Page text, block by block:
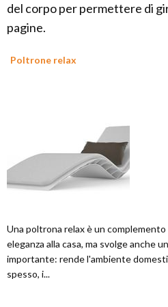
del corpo per permettere di
pagine.
Poltrone relax
Una poltrona relax è un
eleganza alla casa, ma svolge anche
importante: rende l'ambiente
spesso, i...